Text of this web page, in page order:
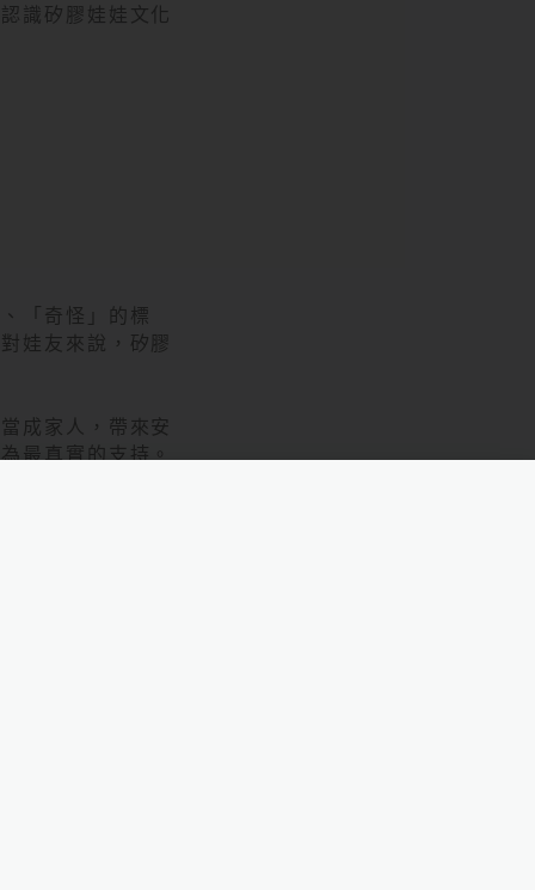
識矽膠娃娃文化
「奇怪」的標
娃友來說，矽膠
成家人，帶來安
最真實的支持。
，讓人們找到共
娃友文化得以走
，但更是心靈的